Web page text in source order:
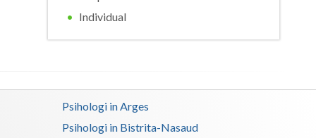
Satu-Mare
Teleorman
probleme de cuplu
ticuri
Interventie psihoterapeutica in
tulburarea ADHD (tulburarea
Individual
Psihologi in Arges
Psihologi in Bistrita-Nasaud